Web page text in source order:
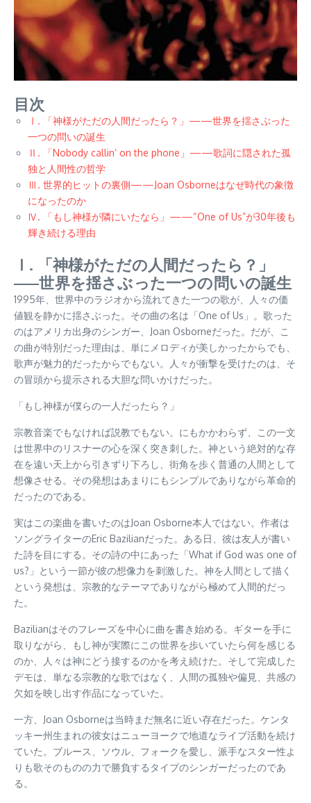
目次
Ⅰ. 「神様がただの人間だったら？」——世界を揺さぶった
一つの問いの誕生
Ⅱ. 「Nobody callin’ on the phone」——歌詞に隠された孤
独と人間性の哲学
Ⅲ. 世界的ヒットの裏側——Joan Osborneはなぜ時代の象徴
になったのか
Ⅳ. 「もし神様が隣にいたなら」——“One of Us”が30年後も
輝き続ける理由
Ⅰ. 「神様がただの人間だったら？」
——世界を揺さぶった一つの問いの誕生
1995年、世界中のラジオから流れてきた一つの歌が、人々の価
値観を静かに揺さぶった。その曲の名は「One of Us」。歌った
のはアメリカ出身のシンガー、Joan Osborneだった。だが、こ
の曲が特別だった理由は、単にメロディが美しかったからでも、
歌声が魅力的だったからでもない。人々が衝撃を受けたのは、そ
の冒頭から提示される大胆な問いかけだった。
「もし神様が僕らの一人だったら？」
宗教音楽でもなければ説教でもない。にもかかわらず、この一文
は世界中のリスナーの心を深く突き刺した。神という絶対的な存
在を遠い天上から引きずり下ろし、街角を歩く普通の人間として
想像させる。その発想はあまりにもシンプルでありながら革命的
だったのである。
実はこの楽曲を書いたのはJoan Osborne本人ではない。作者は
ソングライターのEric Bazilianだった。ある日、彼は友人が書い
た詩を目にする。その詩の中にあった「What if God was one of
us?」という一節が彼の想像力を刺激した。神を人間として描く
という発想は、宗教的なテーマでありながら極めて人間的だっ
た。
Bazilianはそのフレーズを中心に曲を書き始める。ギターを手に
取りながら、もし神が実際にこの世界を歩いていたら何を感じる
のか、人々は神にどう接するのかを考え続けた。そして完成した
デモは、単なる宗教的な歌ではなく、人間の孤独や偏見、共感の
欠如を映し出す作品になっていた。
一方、Joan Osborneは当時まだ無名に近い存在だった。ケンタ
ッキー州生まれの彼女はニューヨークで地道なライブ活動を続け
ていた。ブルース、ソウル、フォークを愛し、派手なスター性よ
りも歌そのものの力で勝負するタイプのシンガーだったのであ
る。